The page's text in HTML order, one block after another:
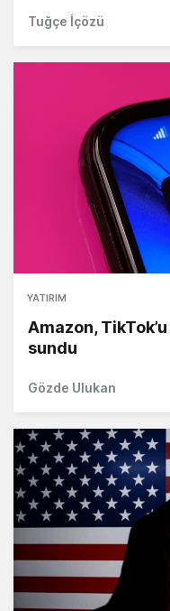
Tuğçe İçözü
YATIRIM
Amazon,
sundu
Gözde Ulukan